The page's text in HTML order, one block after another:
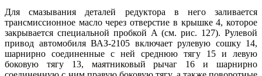
Для смазывания деталей редуктора в него заливается
трансмиссионное масло через отверстие в крышке 4, которое
закрывается специальной пробкой А (см. рис. 127). Рулевой
привод автомобиля ВАЗ-2105 включает рулевую сошку 14,
шарнирно соединенные с ней среднюю тягу 15 и левую
боковую тягу 13, маятниковый рычаг 16 и шарнирно